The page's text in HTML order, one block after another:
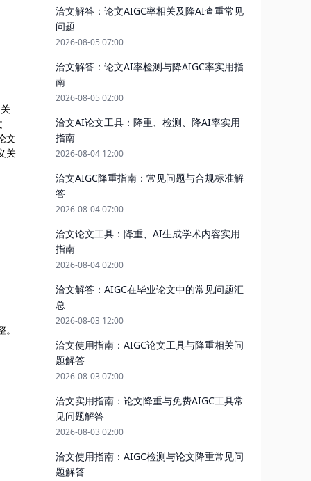
文
关
洽文解答：论文AIGC率相关及降AI查重常见
问题
2026-08-05 07:00
洽文解答：论文AI率检测与降AIGC率实用指
南
2026-08-05 02:00
洽文AI论文工具：降重、检测、降AI率实用
指南
2026-08-04 12:00
洽文AIGC降重指南：常见问题与合规标准解
答
2026-08-04 07:00
洽文论文工具：降重、AI生成学术内容实用
指南
2026-08-04 02:00
洽文解答：AIGC在毕业论文中的常见问题汇
总
2026-08-03 12:00
洽文使用指南：AIGC论文工具与降重相关问
题解答
2026-08-03 07:00
洽文实用指南：论文降重与免费AIGC工具常
见问题解答
2026-08-03 02:00
洽文使用指南：AIGC检测与论文降重常见问
题解答